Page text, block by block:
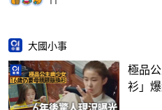
大國小事
極品
衫」